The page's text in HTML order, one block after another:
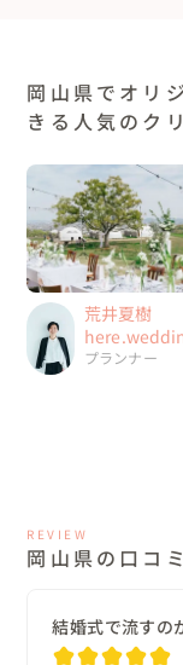
岡山県でオリ
きる人気のク
荒井夏樹
プランナー
REVIEW
岡山県の口コミ
結婚式で流すの